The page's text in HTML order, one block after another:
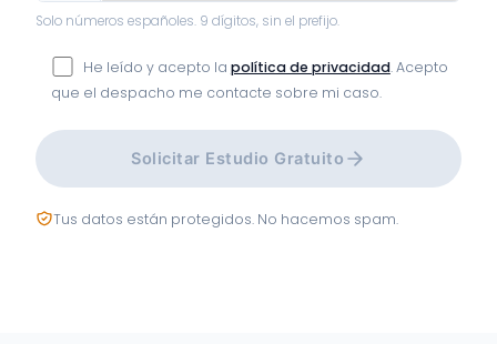
Solo números españoles. 9 dígitos, sin el prefijo.
He leído y acepto la política de privacidad. Acepto
que el despacho me contacte sobre mi caso.
Solicitar Estudio Gratuito
Tus datos están protegidos. No hacemos spam.